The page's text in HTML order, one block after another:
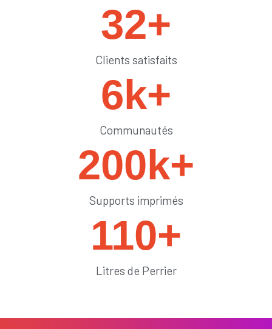
32+
Clients satisfaits
6k+
Communautés
200k+
Supports imprimés
110+
Litres de Perrier